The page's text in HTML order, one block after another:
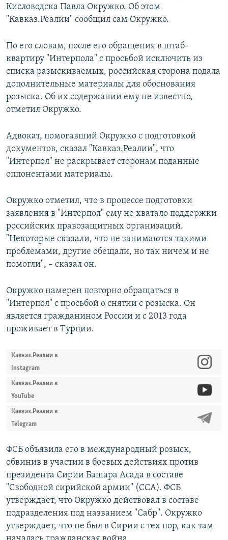
Кисловодска Павла Окружко. Об этом
"Кавказ.Реалии" сообщил сам Окружко.
По его словам, после его обращения в штаб-
квартиру "Интерпола" с просьбой исключить из
списка разыскиваемых, российская сторона подала
дополнительные материалы для обоснования
розыска. Об их содержании ему не известно,
отметил Окружко.
Адвокат, помогавший Окружко с подготовкой
документов, сказал "Кавказ.Реалии", что
"Интерпол" не раскрывает сторонам поданные
оппонентами материалы.
Окружко отметил, что в процессе подготовки
заявления в "Интерпол" ему не хватало поддержки
российских правозащитных организаций.
"Некоторые сказали, что не занимаются такими
проблемами, другие обещали, но так ничем и не
помогли", – сказал он.
Окружко намерен повторно обращаться в
"Интерпол" с просьбой о снятии с розыска. Он
является гражданином России и с 2013 года
проживает в Турции.
Кавказ.Реалии в
Instagram
Кавказ.Реалии в
YouTube
Кавказ.Реалии в
Telegram
ФСБ объявила его в международный розыск,
обвинив в участии в боевых действиях против
президента Сирии Башара Асада в составе
"Свободной сирийской армии" (ССА). ФСБ
утверждает, что Окружко действовал в составе
подразделения под названием "Сабр". Окружко
утверждает, что не был в Сирии с тех пор, как там